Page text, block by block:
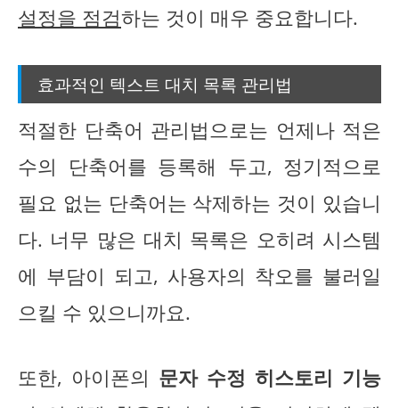
설정을 점검하는 것이 매우 중요합니다.
효과적인 텍스트 대치 목록 관리법
적절한 단축어 관리법으로는 언제나 적은
수의 단축어를 등록해 두고, 정기적으로
필요 없는 단축어는 삭제하는 것이 있습니
다. 너무 많은 대치 목록은 오히려 시스템
에 부담이 되고, 사용자의 착오를 불러일
으킬 수 있으니까요.
또한, 아이폰의 문자 수정 히스토리 기능